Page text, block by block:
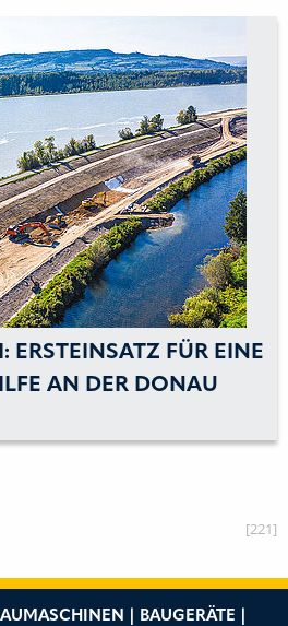
ERSTEINSATZ FÜR EINE
AN DER DONAU
[221]
| BAUGERÄTE |